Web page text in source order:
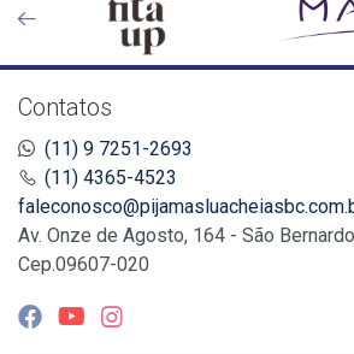
Contatos
(11) 9 7251-2693
(11) 4365-4523
Av. Onze de Agosto, 164 - São
Cep.09607-020